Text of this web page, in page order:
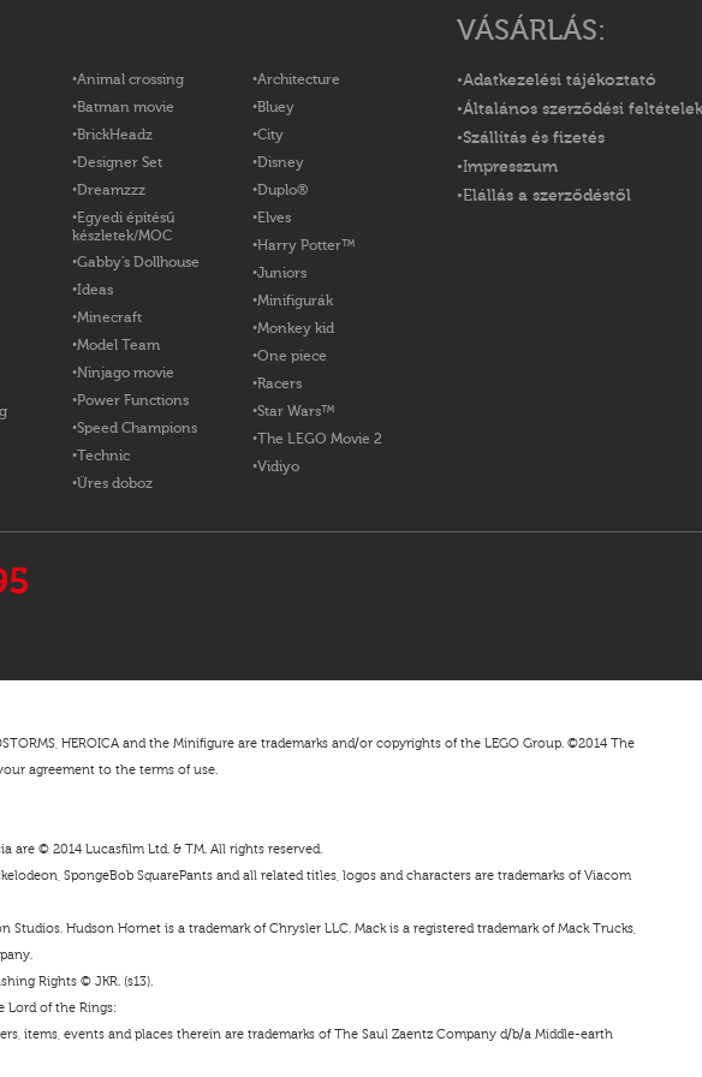
Animal crossing
Batman movie
BrickHeadz
Designer Set
Dreamzzz
Egyedi építésű
készletek/MOC
Gabby's Dollhouse
Ideas
Minecraft
Model Team
Ninjago movie
Power Functions
Speed Champions
Technic
Üres doboz
Architecture
Bluey
City
Disney
Duplo®
Elves
Harry Potter™
Juniors
Minifigurák
Monkey kid
One piece
Racers
Star Wars™
The LEGO Movie 2
Vidiyo
VÁSÁRLÁS:
Adatkezelési tájékoztató
Általános szerződési feltételek
Szállítás és fizetés
Impresszum
Elállás a szerződéstől
HEROICA and the Minifigure are trademarks and/or copyrights of the LEGO Group. ©2014 The
agreement to the terms of use.
are © 2014 Lucasfilm Ltd. & TM. All rights reserved.
SpongeBob SquarePants and all related titles, logos and characters are trademarks of Viacom
Hudson Hornet is a trademark of Chrysler LLC. Mack is a registered trademark of Mack Trucks,
Rights © JKR. (s13).
Lord of the Rings:
items, events and places therein are trademarks of The Saul Zaentz Company d/b/a Middle-earth